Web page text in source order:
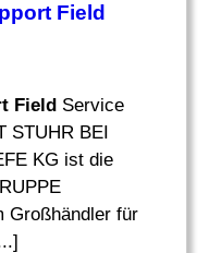
Field
Field Service
STUHR BEI
KG ist die
Großhändler für